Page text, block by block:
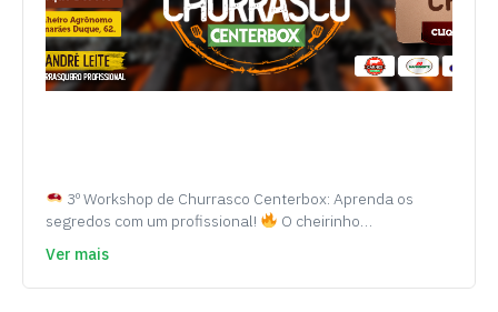
3º Workshop de Churrasco Centerbox: Aprenda os
segredos com um profissional!
O cheirinho…
Ver mais